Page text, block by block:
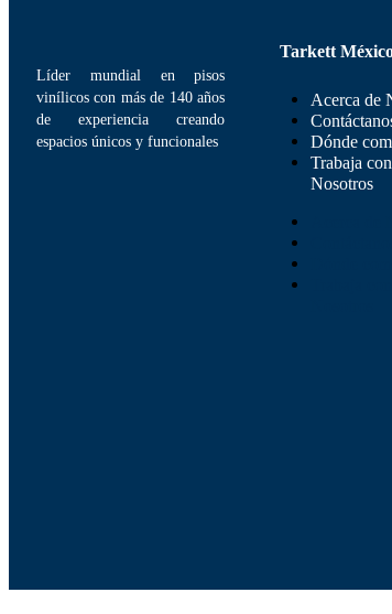
Líder mundial en pisos
vinílicos con más de 140 años
de experiencia creando
espacios únicos y funcionales
Tarkett
Acerca de
Dónde
Trabaja con
Nosotros